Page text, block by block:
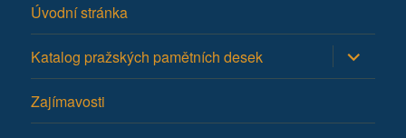
Úvodní stránka
Katalog pražských pamětních desek Zobrazit
položky
Zajímavosti